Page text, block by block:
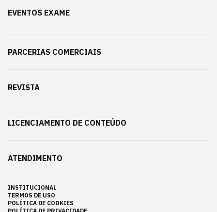
EVENTOS EXAME
PARCERIAS COMERCIAIS
REVISTA
LICENCIAMENTO DE CONTEÚDO
ATENDIMENTO
INSTITUCIONAL
TERMOS DE USO
POLÍTICA DE COOKIES